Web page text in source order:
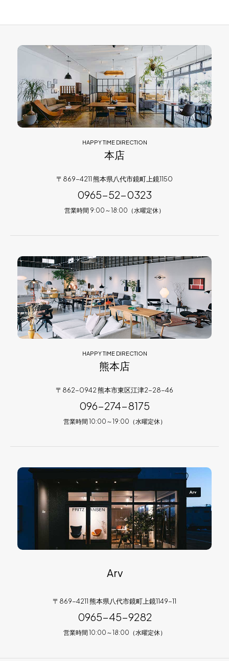
HAPPY TIME DIRECTION
本店
〒869-4211 熊本県八代市鏡町上鏡1150
0965-52-0323
営業時間 9:00～18:00（水曜定休）
HAPPY TIME DIRECTION
熊本店
〒862-0942 熊本市東区江津2-28-46
096-274-8175
営業時間 10:00～19:00（水曜定休）
Arv
〒869-4211 熊本県八代市鏡町上鏡1149-11
0965-45-9282
営業時間 10:00～18:00（水曜定休）